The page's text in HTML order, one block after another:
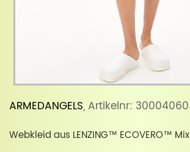
ARMEDANGELS, Artikelnr: 30004060
Webkleid aus LENZING™ ECOVERO™ Mix